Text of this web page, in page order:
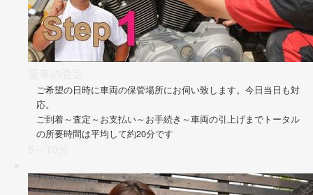
ご希望の日時に車両の保管場所にお伺い致します。今日当日も対
応。
ご到着～査定～お支払い～お手続き～車両の引上げまでトータル
の所要時間は平均して約20分です